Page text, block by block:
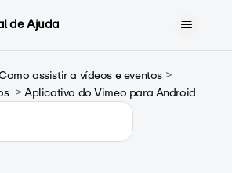
de Ajuda
assistir a vídeos e eventos
Aplicativo do Vimeo para Android